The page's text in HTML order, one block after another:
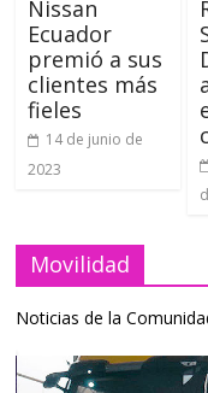
Nissan
Ecuador
premió a sus
clientes más
fieles
14 de junio de
2023
Movilidad
Noticias de la